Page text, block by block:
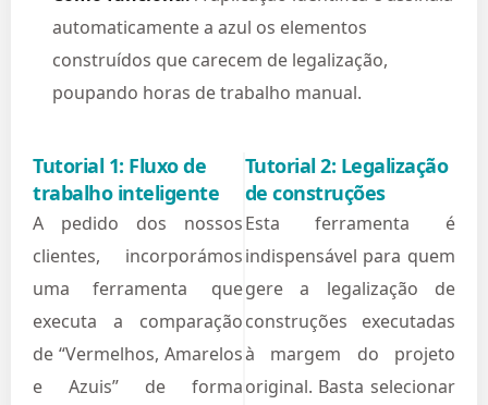
automaticamente a azul os elementos
construídos que carecem de legalização,
poupando horas de trabalho manual.
Tutorial 1: Fluxo de
trabalho inteligente
A pedido dos nossos
clientes, incorporámos
uma ferramenta que
executa a comparação
de “Vermelhos, Amarelos
e Azuis” de forma
Tutorial 2: Legalização
de construções
Esta ferramenta é
indispensável para quem
gere a legalização de
construções executadas
à margem do projeto
original. Basta selecionar